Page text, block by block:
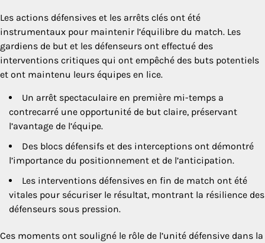
Les actions défensives et les arrêts clés ont été
instrumentaux pour maintenir l’équilibre du match. Les
gardiens de but et les défenseurs ont effectué des
interventions critiques qui ont empêché des buts potentiels
et ont maintenu leurs équipes en lice.
Un arrêt spectaculaire en première mi-temps a
contrecarré une opportunité de but claire, préservant
l’avantage de l’équipe.
Des blocs défensifs et des interceptions ont démontré
l’importance du positionnement et de l’anticipation.
Les interventions défensives en fin de match ont été
vitales pour sécuriser le résultat, montrant la résilience des
défenseurs sous pression.
Ces moments ont souligné le rôle de l’unité défensive dans la